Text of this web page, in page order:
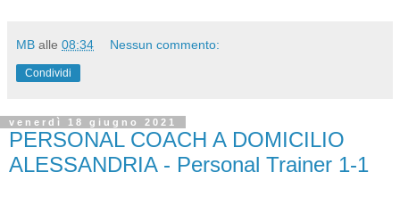
MB alle 08:34 Nessun commento:
Condividi
venerdì 18 giugno 2021
PERSONAL COACH A DOMICILIO
ALESSANDRIA - Personal Trainer 1-1